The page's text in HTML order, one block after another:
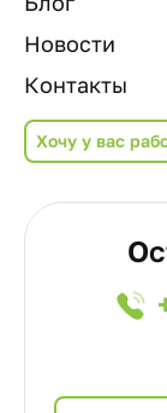
Новости
Контакты
Хочу у вас